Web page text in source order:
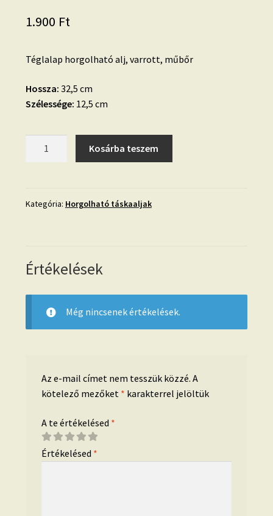
1.900 Ft
Téglalap horgolható alj, varrott, műbőr
Hossza: 32,5 cm
Szélessége: 12,5 cm
32
Kosárba teszem
Kategória: Horgolható táskaaljak
Értékelések
Még nincsenek értékelések.
Az e-mail címet nem tesszük közzé. A
kötelező mezőket * karakterrel jelöltük
A te értékelésed *
Értékelésed *